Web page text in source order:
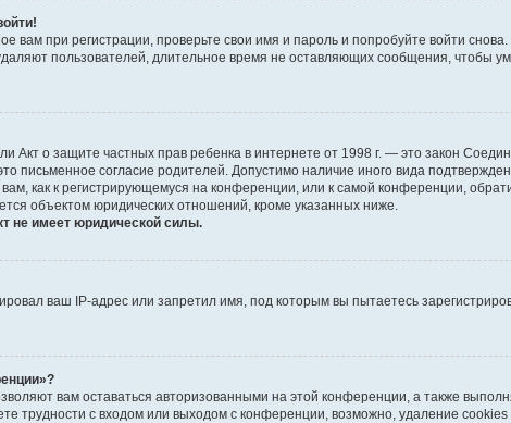
вам при регистрации, проверьте свои имя и пароль и попробуйте войти
пользователей, длительное время не оставляющих сообщения, чтобы
Акт о защите частных прав ребенка в интернете от 1998 г. — это закон
письменное согласие родителей. Допустимо наличие иного вида
как к регистрирующемуся на конференции, или к самой конференции,
объектом юридических отношений, кроме указанных ниже.
не имеет юридической силы.
ваш IP-адрес или запретил имя, под которым вы пытаетесь
вам оставаться авторизованными на этой конференции, а также
трудности с входом или выходом с конференции, возможно, удаление cookies